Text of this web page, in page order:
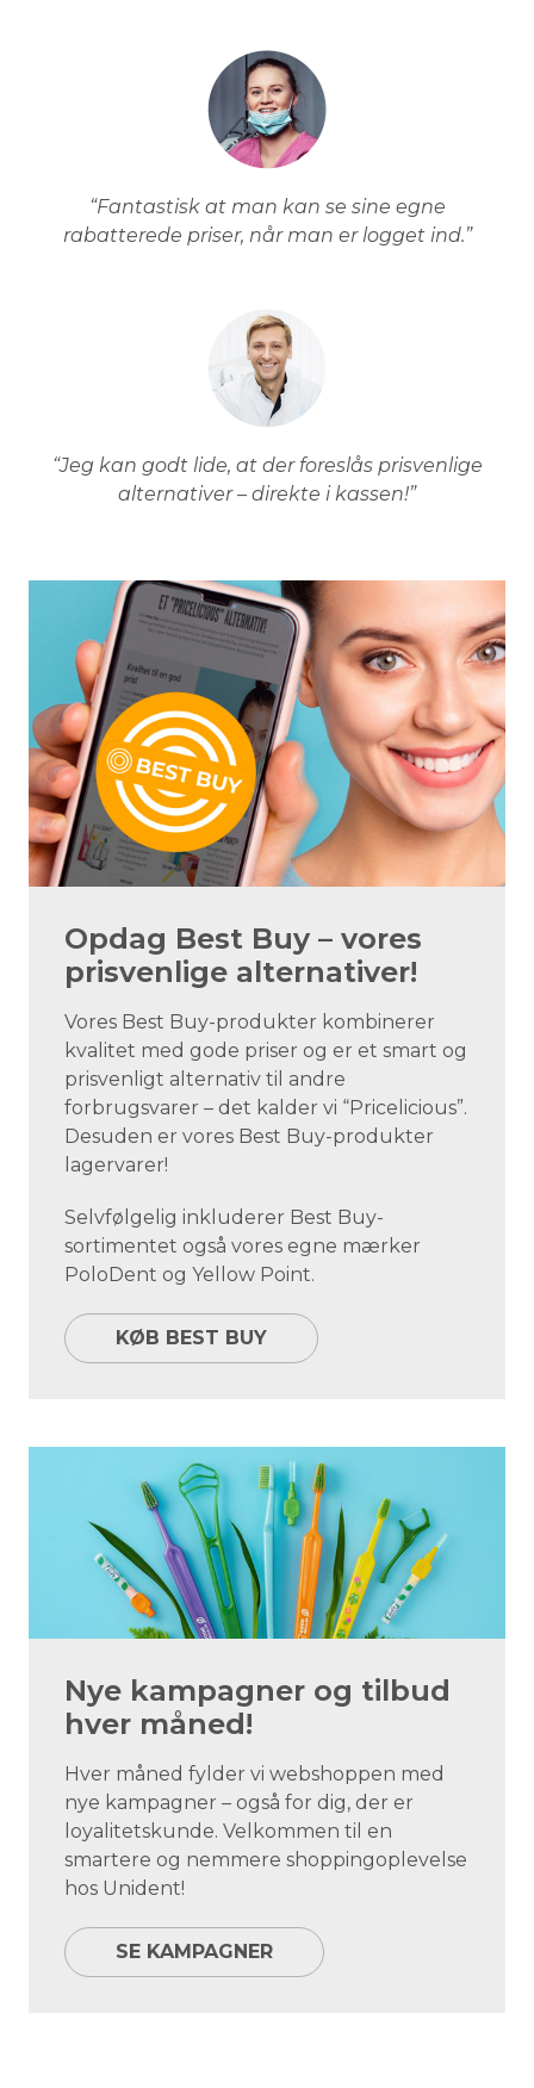
“Fantastisk at man kan se sine egne
rabatterede priser, når man er logget ind.”
“Jeg kan godt lide, at der foreslås prisvenlige
alternativer – direkte i kassen!”
Opdag Best Buy – vores
prisvenlige alternativer!
Vores Best Buy-produkter kombinerer
kvalitet med gode priser og er et smart og
prisvenligt alternativ til andre
forbrugsvarer – det kalder vi “Pricelicious”.
Desuden er vores Best Buy-produkter
lagervarer!
Selvfølgelig inkluderer Best Buy-
sortimentet også vores egne mærker
PoloDent og Yellow Point.
KØB BEST BUY
Nye kampagner og tilbud
hver måned!
Hver måned fylder vi webshoppen med
nye kampagner – også for dig, der er
loyalitetskunde. Velkommen til en
smartere og nemmere shoppingoplevelse
hos Unident!
SE KAMPAGNER